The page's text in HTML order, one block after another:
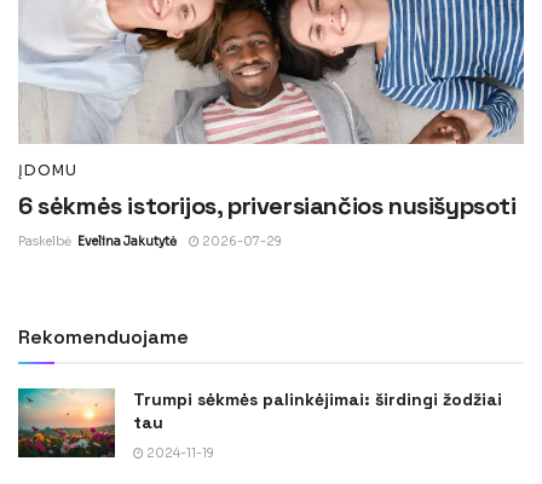
ĮDOMU
6 sėkmės istorijos, priversiančios nusišypsoti
Paskelbė Evelina Jakutytė 2026-07-29
Rekomenduojame
Trumpi sėkmės palinkėjimai: širdingi žodžiai
tau
2024-11-19